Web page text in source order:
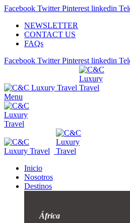
Facebook Twitter Pinterest linkedin
NEWSLETTER
CONTACT US
FAQs
Facebook Twitter Pinterest linkedin
Menu
Inicio
Nosotros
Destinos
África